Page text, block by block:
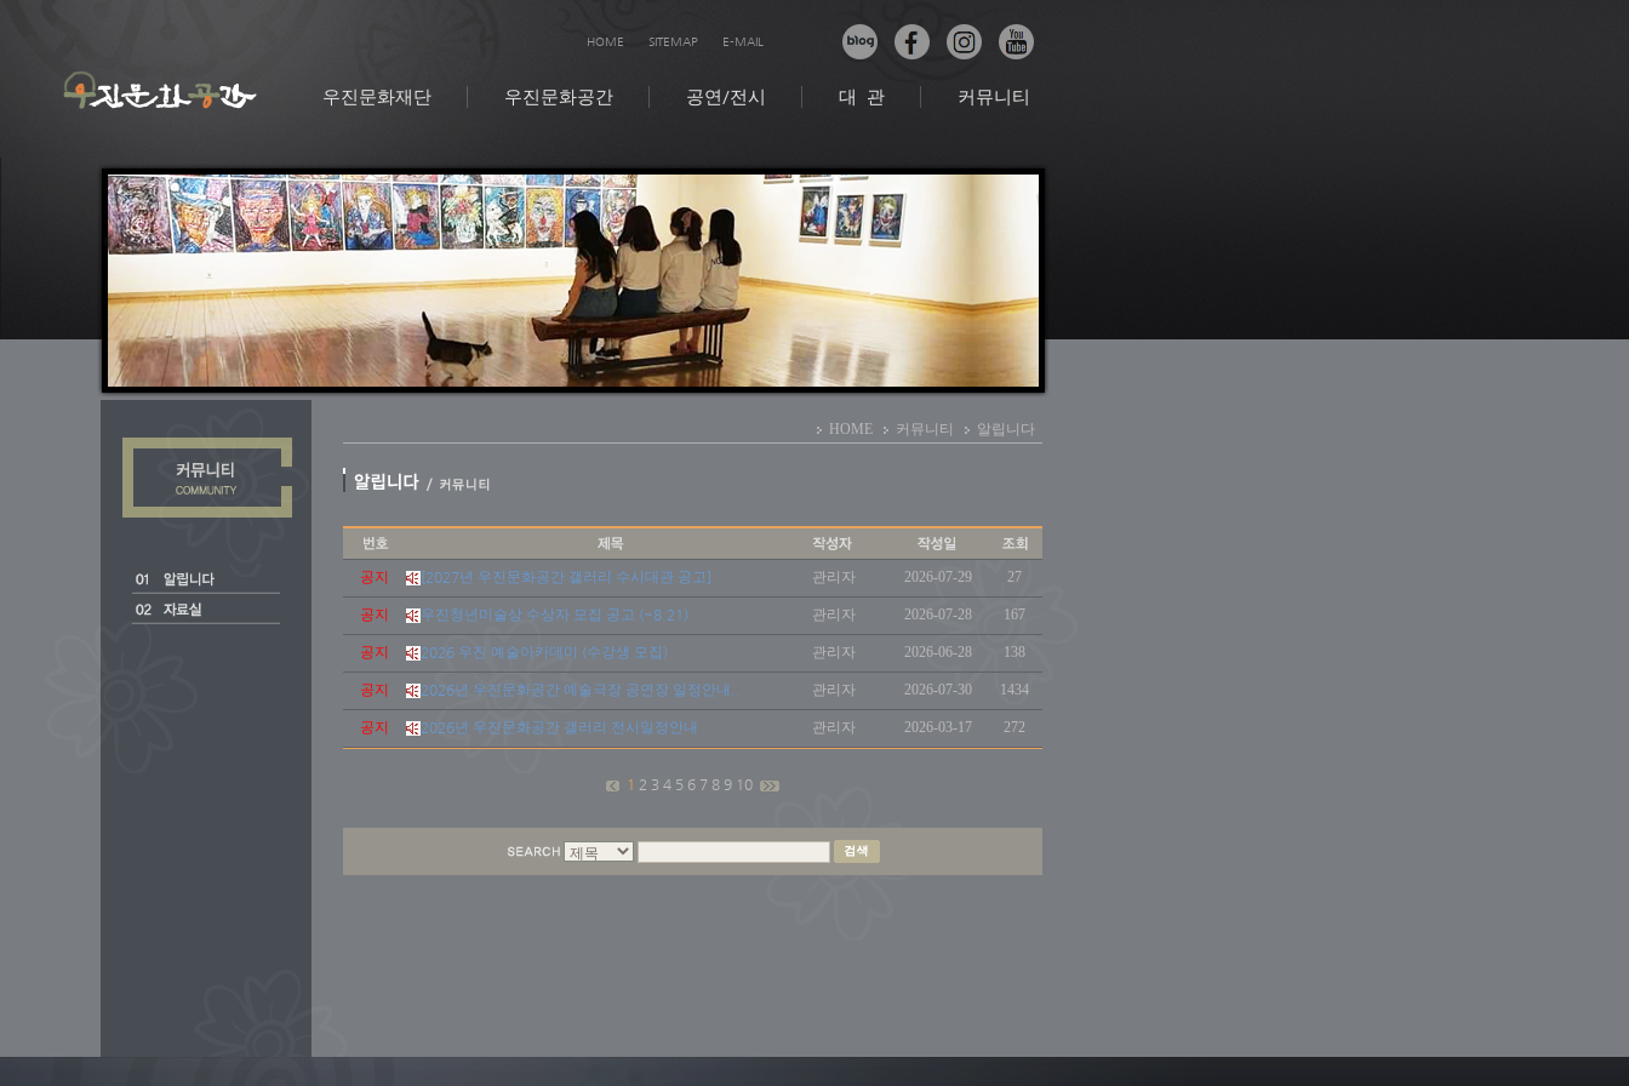
HOME SITEMAP E-MAIL
우진문화재단 우진문화공간 공연/전시 대 관 커뮤니티
HOME 커뮤니티 알립니다
공지 [2027년 우진문화공간 갤러리 수시대관 공고] 관리자 2026-07-29 27
공지 우진청년미술상 수상자 모집 공고 (~8.21) 관리자 2026-07-28 167
공지 2026 우진 예술아카데미 (수강생 모집) 관리자 2026-06-28 138
공지 2026년 우진문화공간 예술극장 공연장 일정안내.. 관리자 2026-07-30 1434
공지 2026년 우진문화공간 갤러리 전시일정안내 . 관리자 2026-03-17 272
1 2 3 4 5 6 7 8 9 10